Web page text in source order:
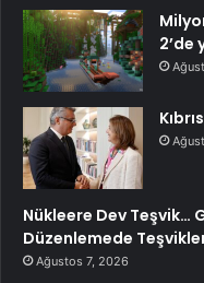
2’de
Nükleere Dev Teşvik…
Düzenlemede
Ağustos 7, 2026